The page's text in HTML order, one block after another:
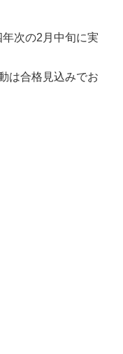
次の2月中旬に実
は合格見込みでお